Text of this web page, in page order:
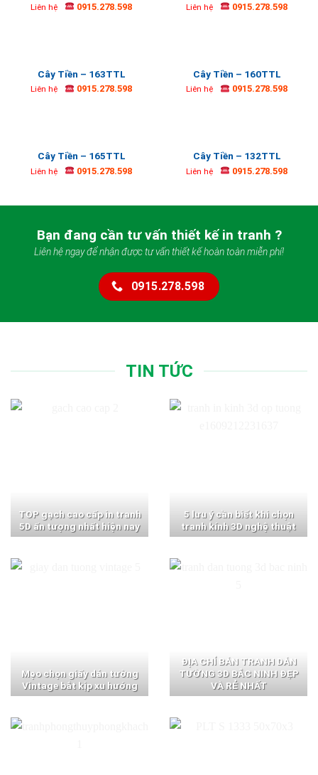
Liên hệ 0915.278.598 Liên hệ 0915.278.598
Cây Tiền – 163TTL
Liên hệ 0915.278.598
Cây Tiền – 160TTL
Liên hệ 0915.278.598
Cây Tiền – 165TTL
Liên hệ 0915.278.598
Cây Tiền – 132TTL
Liên hệ 0915.278.598
Bạn đang cần tư vấn thiết kế in tranh ?
Liên hệ ngay để nhận được tư vấn thiết kế hoàn toàn miễn phí!
0915.278.598
TIN TỨC
TOP gạch cao cấp in tranh
5D ấn tượng nhất hiện nay
5 lưu ý cần biết khi chọn
tranh kính 3D nghệ thuật
Mẹo chọn giấy dán tường
Vintage bắt kịp xu hướng
ĐỊA CHỈ BÁN TRANH DÁN
TƯỜNG 3D BẮC NINH ĐẸP
VÀ RẺ NHẤT